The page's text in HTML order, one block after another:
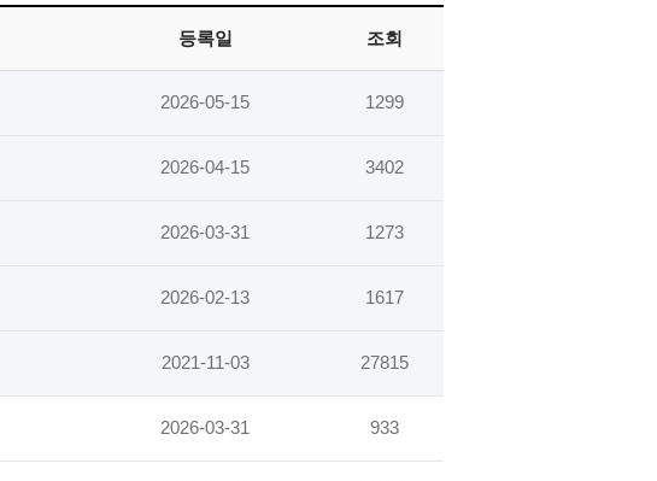
등록일 조회
2026-05-15 1299
2026-04-15 3402
2026-03-31 1273
2026-02-13 1617
2021-11-03 27815
2026-03-31 933